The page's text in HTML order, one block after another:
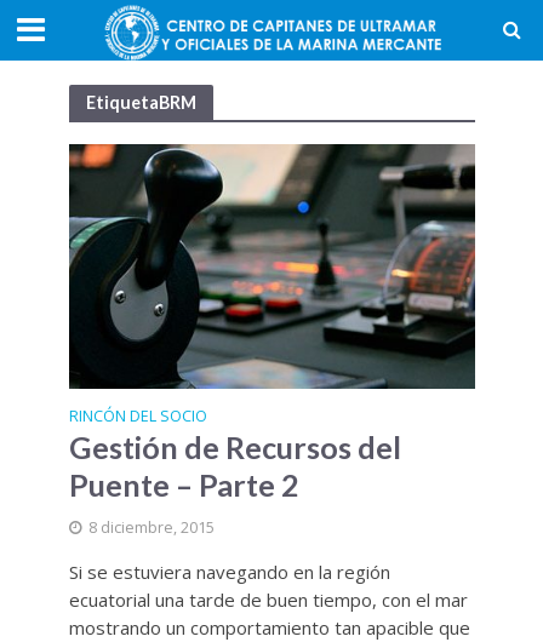
EtiquetaBRM
RINCÓN DEL SOCIO
Gestión de Recursos del
Puente – Parte 2
8 diciembre, 2015
Si se estuviera navegando en la región
ecuatorial una tarde de buen tiempo, con el mar
mostrando un comportamiento tan apacible que